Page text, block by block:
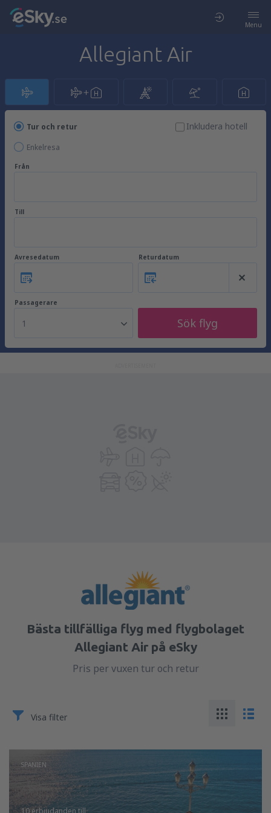
Menu
Allegiant Air
Tur och retur
Enkelresa
Inkludera hotell
Från
Till
Avresedatum Returdatum
Passagerare
1 Sök flyg
Bästa tillfälliga flyg med flygbolaget
Allegiant Air på eSky
Pris per vuxen tur och retur
Visa filter
SPANIEN
10 erbjudanden till